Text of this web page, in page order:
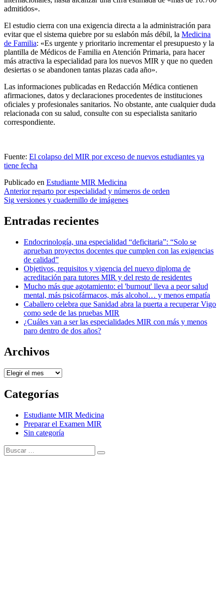
admitidos».
El estudio cierra con una exigencia directa a la administración para
evitar que el sistema quiebre por su eslabón más débil, la Medicina
de Familia: «Es urgente y prioritario incrementar el presupuesto y la
plantilla de Médicos de Familia en Atención Primaria, para hacer
más atractiva la especialidad para los nuevos MIR y que no queden
desiertas o se abandonen tantas plazas cada año».
Las informaciones publicadas en Redacción Médica contienen
afirmaciones, datos y declaraciones procedentes de instituciones
oficiales y profesionales sanitarios. No obstante, ante cualquier duda
relacionada con su salud, consulte con su especialista sanitario
correspondiente.
Fuente: El colapso del MIR por exceso de nuevos estudiantes ya
tiene fecha
Publicado en Estudiante MIR Medicina
Navegación
de
entradas
Anterior reparto por especialidad y números de orden
Sig versiones y cuadernillo de imágenes
Entradas recientes
Endocrinología, una especialidad “deficitaria”: “Solo se
aprueban proyectos docentes que cumplen con las exigencias
de calidad”
Objetivos, requisitos y vigencia del nuevo diploma de
acreditación para tutores MIR y del resto de residentes
Mucho más que agotamiento: el 'burnout' lleva a peor salud
mental, más psicofármacos, más alcohol… y menos empatía
Caballero celebra que Sanidad abra la puerta a recuperar Vigo
como sede de las pruebas MIR
¿Cuáles van a ser las especialidades MIR con más y menos
paro dentro de dos años?
Archivos
Archivos
Categorías
Estudiante MIR Medicina
Preparar el Examen MIR
Sin categoría
Buscar:
Buscar